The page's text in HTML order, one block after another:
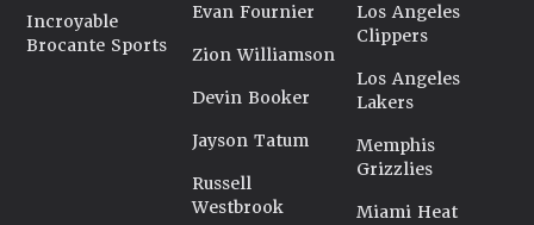
Incroyable
Brocante Sports
Evan Fournier
Zion Williamson
Devin Booker
Jayson Tatum
Russell
Westbrook
Los Angeles
Clippers
Los Angeles
Lakers
Memphis
Grizzlies
Miami Heat